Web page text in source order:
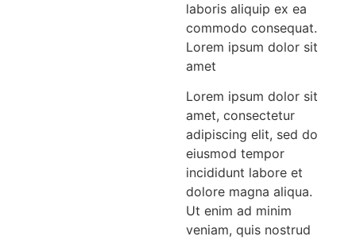
laboris aliquip ex ea
commodo consequat.
Lorem ipsum dolor sit
amet
Lorem ipsum dolor sit
amet, consectetur
adipiscing elit, sed do
eiusmod tempor
incididunt labore et
dolore magna aliqua.
Ut enim ad minim
veniam, quis nostrud